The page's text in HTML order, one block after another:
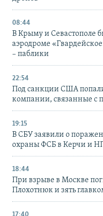
08:44
В Крыму и Севастополе
аэродроме
– паблики
22:54
Под санкции США
компании, связанные с
19:15
В СБУ заявили о
охраны ФСБ в Керчи и
18:44
При взрыве в Москве
Плохотнюк и зять